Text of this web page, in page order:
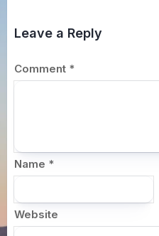
Leave a Reply
Comment *
Name *
Website